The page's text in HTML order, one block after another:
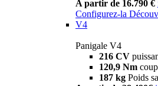
A partir de 16.790 €
Configurez-la
V4
Panigale V4
216 CV
120,9 Nm
187 kg Poids